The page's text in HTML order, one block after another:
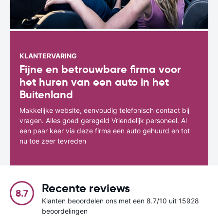
KLANTERVARING
Fijne en betrouwbare firma voor
het huren van een auto in het
Buitenland
Makkelijke website, eenvoudig telefonisch contact bij
vragen. Alles goed geregeld Vriendelijk personeel. Al
een paar keer via deze firma een auto gehuurd en tot
nu toe zeer tevreden
8.7 Recente reviews
Klanten beoordelen ons met een 8.7/10 uit 15928
beoordelingen